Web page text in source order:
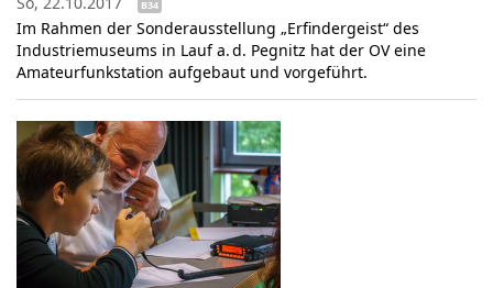
B34
Im Rahmen der Sonderausstellung „Erfindergeist“ des
Industriemuseums in Lauf a. d. Pegnitz hat der OV eine
Amateurfunkstation aufgebaut und vorgeführt.